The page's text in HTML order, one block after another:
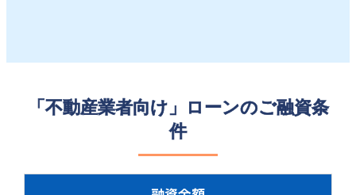
「不動産業者向け」ローンのご融資条
件